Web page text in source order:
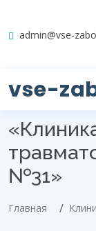
admin@vse-
vse-
№31»
Главная